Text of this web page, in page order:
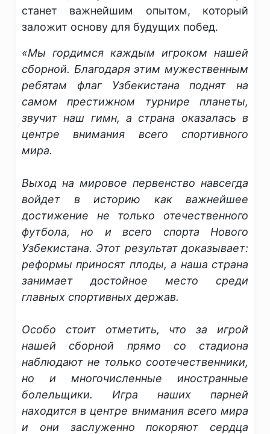
станет важнейшим опытом, который
заложит основу для будущих побед.
​«Мы гордимся каждым игроком нашей
сборной. Благодаря этим мужественным
ребятам флаг Узбекистана поднят на
самом престижном турнире планеты,
звучит наш гимн, а страна оказалась в
центре внимания всего спортивного
мира.
​Выход на мировое первенство навсегда
войдет в историю как важнейшее
достижение не только отечественного
футбола, но и всего спорта Нового
Узбекистана. Этот результат доказывает:
реформы приносят плоды, а наша страна
занимает достойное место среди
главных спортивных держав.
Особо стоит отметить, что за игрой
нашей сборной прямо со стадиона
наблюдают не только соотечественники,
но и многочисленные иностранные
болельщики. Игра наших парней
находится в центре внимания всего мира
и они заслуженно покоряют сердца